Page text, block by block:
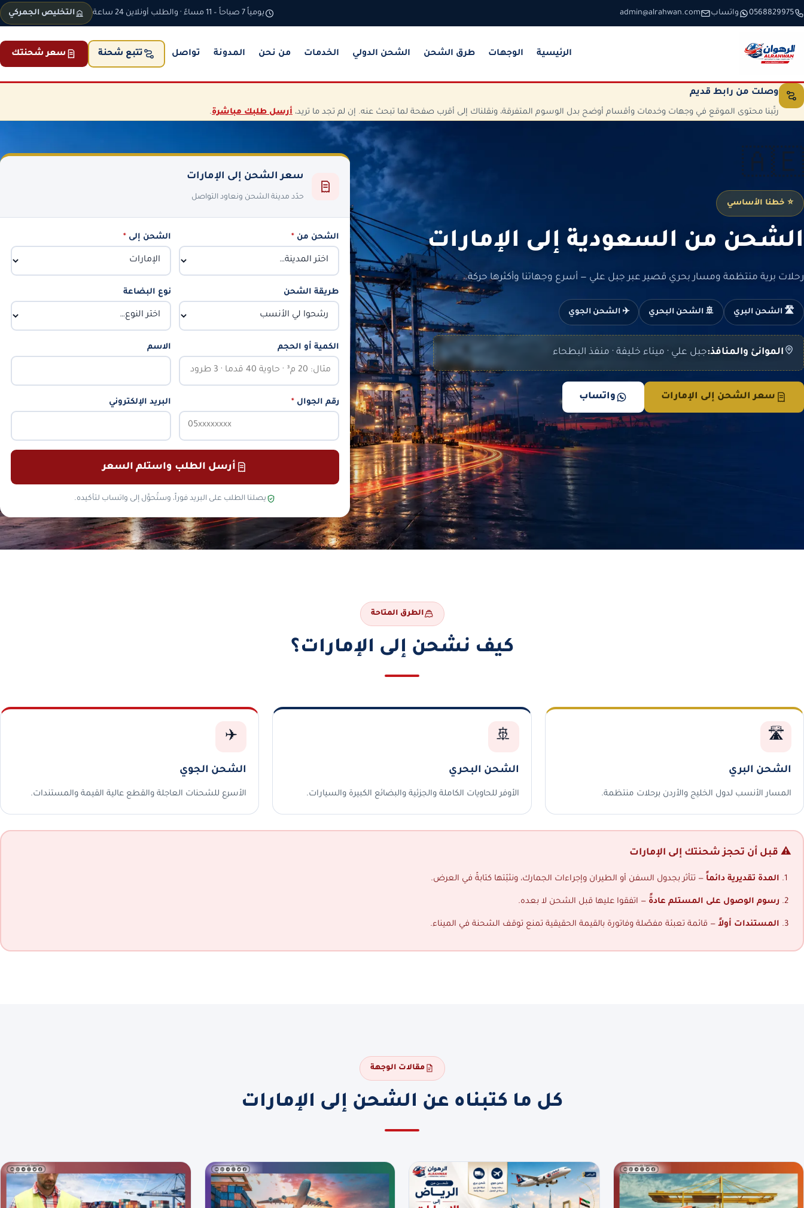
تخطَّ إلى المحتوى
0568829975 واتساب admin@alrahwan.com يومياً 7 صباحاً – 11 مساءً · والطلب أونلاين 24 ساعة التخليص الجمركي
الرئيسية الوجهات طرق الشحن الشحن الدولي الخدمات من نحن المدونة تواصل تتبع شحنة سعر شحنتك
وصلت من رابط قديم
رتّبنا محتوى الموقع في وجهات وخدمات وأقسام أوضح بدل الوسوم المتفرقة، ونقلناك إلى أقرب صفحة لما تبحث عنه. إن لم تجد ما تريد، أرسل طلبك مباشرة.
🇦🇪
⭐ خطنا الأساسي
الشحن من السعودية إلى الإمارات
رحلات برية منتظمة ومسار بحري قصير عبر جبل علي — أسرع وجهاتنا وأكثرها حركة.
🛣️ الشحن البري 🚢 الشحن البحري ✈️ الشحن الجوي
الموانئ والمنافذ:جبل علي · ميناء خليفة · منفذ البطحاء
سعر الشحن إلى الإمارات واتساب
سعر الشحن إلى الإمارات
حدّد مدينة الشحن ونعاود التواصل
الشحن من * الشحن إلى *
طريقة الشحن نوع البضاعة
الكمية أو الحجم الاسم
رقم الجوال * البريد الإلكتروني
أرسل الطلب واستلم السعر
يصلنا الطلب على البريد فوراً، وستُحوَّل إلى واتساب لتأكيده.
الطرق المتاحة
كيف نشحن إلى الإمارات؟
🛣️
الشحن البري
المسار الأنسب لدول الخليج والأردن برحلات منتظمة.
🚢
الشحن البحري
الأوفر للحاويات الكاملة والجزئية والبضائع الكبيرة والسيارات.
✈️
الشحن الجوي
الأسرع للشحنات العاجلة والقطع عالية القيمة والمستندات.
⚠️ قبل أن تحجز شحنتك إلى الإمارات
المدة تقديرية دائماً — تتأثر بجدول السفن أو الطيران وإجراءات الجمارك، ونثبّتها كتابةً في العرض.
رسوم الوصول على المستلم عادةً — اتفقوا عليها قبل الشحن لا بعده.
المستندات أولاً — قائمة تعبئة مفصّلة وفاتورة بالقيمة الحقيقية تمنع توقف الشحنة في الميناء.
مقالات الوجهة
كل ما كتبناه عن الشحن إلى الإمارات